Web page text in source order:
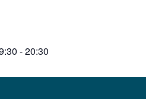
-20:30